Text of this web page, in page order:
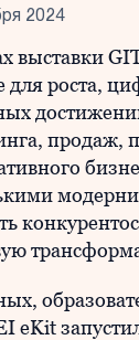
2024
выставки
для роста,
продаж,
eKit